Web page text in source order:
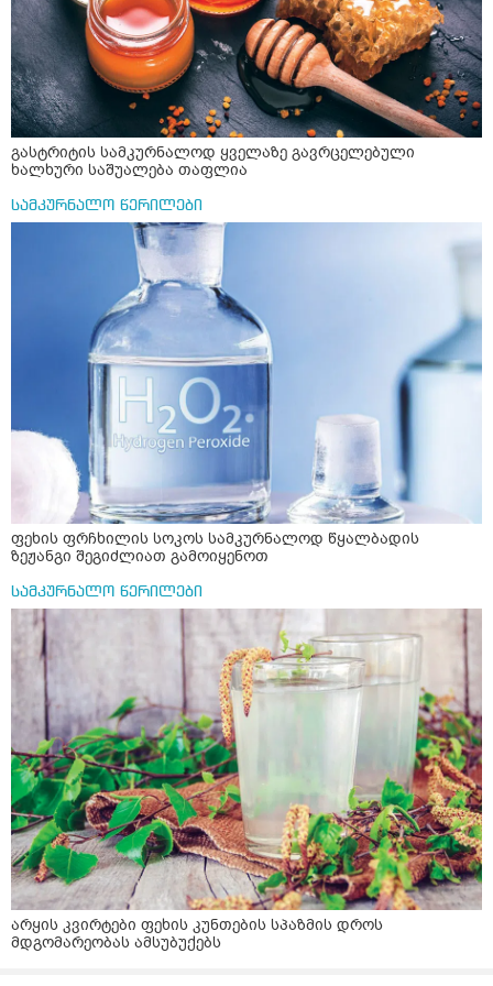
გასტრიტის სამკურნალოდ ყველაზე გავრცელებული
ხალხური საშუალება თაფლია
სამკურნალო წერილები
ფეხის ფრჩხილის სოკოს სამკურნალოდ წყალბადის
ზეჟანგი შეგიძლიათ გამოიყენოთ
სამკურნალო წერილები
არყის კვირტები ფეხის კუნთების სპაზმის დროს
მდგომარეობას ამსუბუქებს